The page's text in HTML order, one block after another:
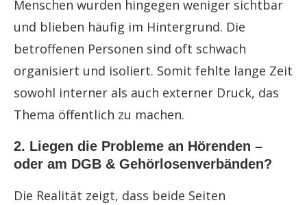
Menschen wurden hingegen weniger sichtbar
und blieben häufig im Hintergrund. Die
betroffenen Personen sind oft schwach
organisiert und isoliert. Somit fehlte lange Zeit
sowohl interner als auch externer Druck, das
Thema öffentlich zu machen.
2. Liegen die Probleme an Hörenden –
oder am DGB & Gehörlosenverbänden?
Die Realität zeigt, dass beide Seiten